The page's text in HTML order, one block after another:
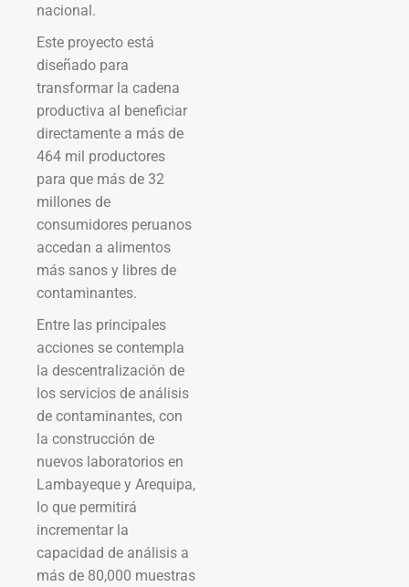
nacional.
Este proyecto está
diseñado para
transformar la cadena
productiva al beneficiar
directamente a más de
464 mil productores
para que más de 32
millones de
consumidores peruanos
accedan a alimentos
más sanos y libres de
contaminantes.
Entre las principales
acciones se contempla
la descentralización de
los servicios de análisis
de contaminantes, con
la construcción de
nuevos laboratorios en
Lambayeque y Arequipa,
lo que permitirá
incrementar la
capacidad de análisis a
más de 80,000 muestras